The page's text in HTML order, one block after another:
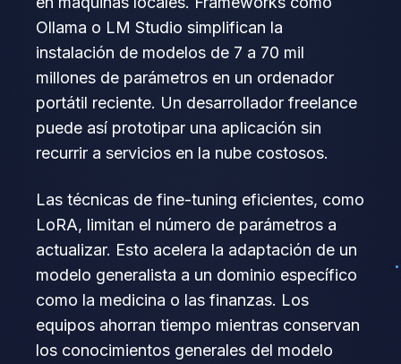
Ollama o LM Studio simplifican la
instalación de modelos de 7 a 70 mil
millones de parámetros en un ordenador
portátil reciente. Un desarrollador freelance
puede así prototipar una aplicación sin
recurrir a servicios en la nube costosos.
Las técnicas de fine-tuning eficientes, como
LoRA, limitan el número de parámetros a
actualizar. Esto acelera la adaptación de un
modelo generalista a un dominio específico
como la medicina o las finanzas. Los
equipos ahorran tiempo mientras conservan
los conocimientos generales del modelo